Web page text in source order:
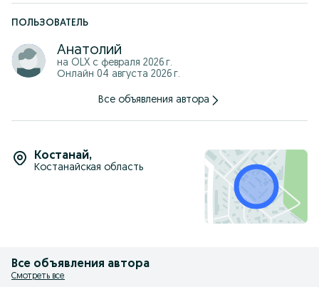
ПОЛЬЗОВАТЕЛЬ
Анатолий
на OLX с февраля 2026 г.
Онлайн 04 августа 2026 г.
Все объявления автора
Костанай,
Костанайская область
Все объявления автора
Смотреть все